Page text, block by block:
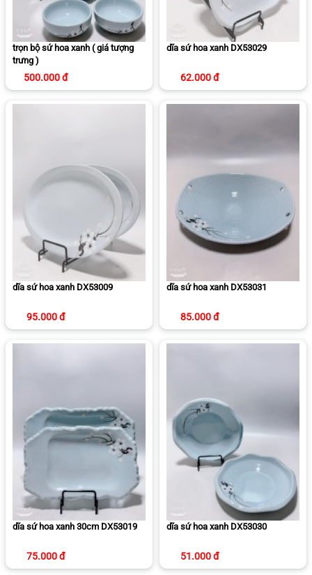
trọn bộ sứ hoa xanh ( giá tượng
trưng )
500.000 đ
dĩa sứ hoa xanh DX53029
62.000 đ
dĩa sứ hoa xanh DX53009
95.000 đ
dĩa sứ hoa xanh DX53031
85.000 đ
dĩa sứ hoa xanh 30cm DX53019
75.000 đ
dĩa sứ hoa xanh DX53030
51.000 đ